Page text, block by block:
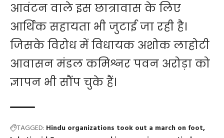
आवंटन वाले इस छात्रावास के लिए
आर्थिक सहायता भी जुटाई जा रही है।
जिसके विरोध में विधायक अशोक लाहोटी
आवासन मंडल कमिश्नर पवन अरोड़ा को
ज्ञापन भी सौंप चुके हैं।
TAGGED: Hindu organizations took out a march on foot